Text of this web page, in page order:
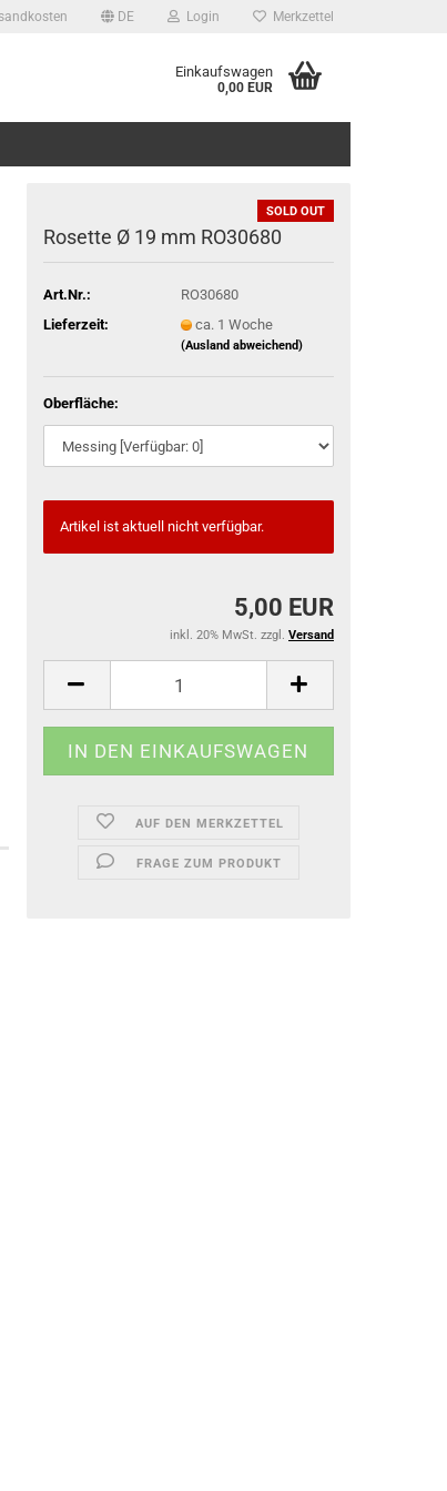
DE Login Merkzettel
Einkaufswagen
0,00 EUR
SOLD OUT
Rosette Ø 19 mm RO30680
Art.Nr.:
RO30680
Lieferzeit:
ca. 1 Woche
(Ausland abweichend)
Oberfläche:
Artikel ist aktuell nicht verfügbar.
5,00 EUR
inkl. 20% MwSt. zzgl. Versand
AUF DEN MERKZETTEL
FRAGE ZUM PRODUKT